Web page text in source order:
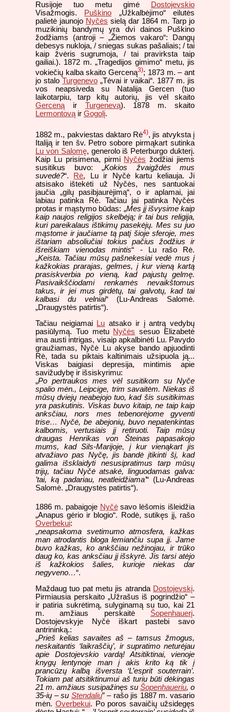
Rusijoje tuo metu gimė
Dostojevskio
Visažmogis.
Puškino „Užkalbėjimo“ eilutės
palietė jaunojo Nyčės sielą dar 1864 m. Tarp jo
muzikinių bandymų yra dvi dainos Puškino
žodžiams (antroji – „Žiemos vakaro“: Dangų
debesys nukloja, / sniegas sukas pašaliais; / tai
kaip žvėris sugrumoja, / tai pravirksta taip
gailiai.). 1872 m. „Tragedijos gimimo“ metu, jis
vokiečių kalba skaito Gerceną3); 1873 m. – ant
jo stalo Turgenevo „Tėvai ir vaikai“. 1877 m. jis
vos neapsiveda su Natalija Gercen (tuo
laikotarpiu, tarp kitų autorių, jis vėl skaito
Gerceną ir Turgenevą). 1878 m. skaito
Lermontovą ir Gogolį.
1882 m., pakviestas daktaro Rė4), jis atvyksta į
Italiją ir ten šv. Petro sobore pirmąkart sutinka
Lu von Salomę, generolo iš Peterburgo dukterį.
Kaip Lu prisimena, pirmi Nyčės žodžiai jiems
susitikus buvo: „Kokios žvaigždės mus
suvedė?“. Rė, Lu ir Nyčė kartu keliauja. Ji
atsisako ištekėti už Nyčės, nes santuokai
jaučia „gilų pasibjaurėjimą“, o ir aplamai, jai
labiau patinka Rė. Tačiau jai patinka Nyčės
protas ir mąstymo būdas: „Mes jį išvysime kaip
kaip naujos religijos skelbėją; ir tai bus religija,
kuri pareikalaus ištikimų pasekėjų. Mes su juo
mąstome ir jaučiame tą patį šioje sferoje, mes
ištariam absoliučiai tokius pačius žodžius ir
išreiškiam vienodas mintis“ - Lu rašo Rė.
„Keista. Tačiau mūsų pašnekesiai vedė mus į
kažkokias prarajas, gelmes, į kur vieną kartą
prasiskverbia po vieną, kad pajustų gelmę.
Pasivaikščiodami renkamės nevaikštomus
takus, ir jei mus girdėtų, tai galvotų, kad tai
kalbasi du velniai“ (Lu-Andreas Salomė.
„Draugystės patirtis“).
Tačiau neigiamai
Lu atsako ir į antrą vedybų
pasiūlymą. Tuo metu Nyčės sesuo Elizabetė
ima austi intrigas, visaip apkalbinėti Lu. Pavydo
graužiamas, Nyčė Lu akyse bando apjuodinti
Rė, tada su piktais kaltinimais užsipuola ją...
Viskas baigiasi depresija, mintimis apie
savižudybę ir išsiskyrimu:
„Po pertraukos mes vėl susitikom su Nyče
spalio mėn., Leipcige, trim savaitėm. Niekas iš
mūsų dviejų neabejojo tuo, kad šis susitikimas
yra paskutinis. Viskas buvo kitaip, ne taip kaip
anksčiau, nors mes tebenorėjome gyventi
trise… Nyčė, be abejonių, buvo nepatenkintas
kalbomis, vertusiais jį retiruoti. Taip mūsų
draugas Henrikas von Šteinas papasakojo
mums, kad Sils-Marijoje, į kur vienąkart jis
atvažiavo pas Nyčę, jis bandė įtikinti šį, kad
galima išsklaidyti nesusipratimus tarp mūsų
trijų, tačiau Nyčė atsakė, linguodamas galva:
’tai, ką padariau, neatleidžiama’“ (Lu-Andreas
Salomė. „Draugystės patirtis“).
1886 m. pabaigoje Nyčėsavo lėšomis išleidžia
„Anapus gėrio ir blogio“. Rodė, sutikęs jį, rašo
Overbekui:
„neapsakoma svetimumo atmosfera, kažkas
man atrodantis bloga lemiančiu supa jį. Jame
buvo kažkas, ko ankščiau nežinojau, ir trūko
daug ko, kas anksčiau jį išskyrė. Jis tarsi atėjo
iš kažkokios šalies, kurioje niekas dar
negyveno…“.
Maždaug tuo pat metu jis atranda Dostojevskį.
Pirmiausia perskaito „Užrašus iš pogrindžio“ –
ir patiria sukrėtimą, sulyginamą su tuo, kai 21
m. amžiaus perskaitė Šopenhauerį.
Dostojevskyje Nyčė iškart pastebi savo
antrininką.:
„Prieš kelias savaites aš – tamsus žmogus,
neskaitantis ‘laikraščių’, ir supratimo neturėjau
apie Dostojevskio vardą! Atsitiktinai, vienoje
knygų lentynoje man į akis krito ką tik į
prancūzų kalbą išversta ‘L’esprit souterrain’.
Tokiam pat atsitiktinumui aš turiu būti dėkingas
21 m. amžiaus susipažinęs su Šopenhaueriu, o
35-ių – su Stendaliu” – rašo jis 1887 m. vasario
mėn. Overbekui. Po poros savaičių užsidegęs